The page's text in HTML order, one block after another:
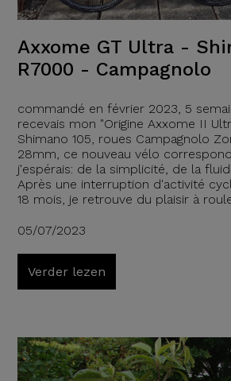
Axxome GT Ultra -
R7000 - Campagnolo
commandé en février 2023, 5
recevais mon "Origine Axxome II
Shimano 105, roues Campagnolo
28mm, ce nouveau vélo
j'espérais: de la simplicité, de la
Après une interruption d'activité
18 mois, je retrouve du plaisir à
05/07/2023
Verder lezen